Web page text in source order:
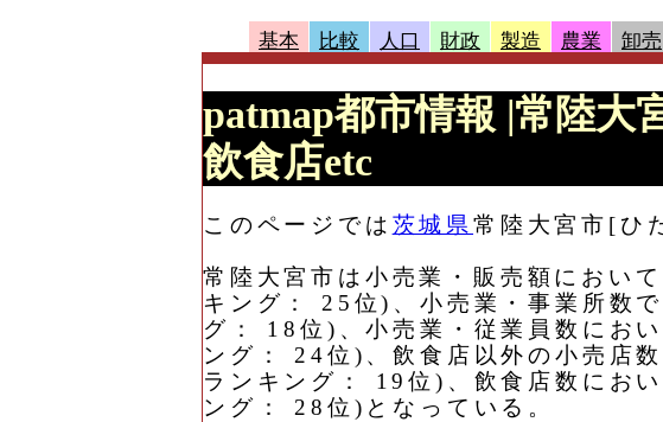
基本 比較 人口 財政 製造 農業 卸売
patmap都市情報 |常陸大
飲食店etc
このページでは 茨城県常陸大宮市[ひ
常陸大宮市は小売業・販売額におい
キング： 25位)、小売業・事業所数
グ： 18位)、小売業・従業員数にお
ング： 24位)、飲食店以外の小売店
ランキング： 19位)、飲食店数にお
ング： 28位)となっている。